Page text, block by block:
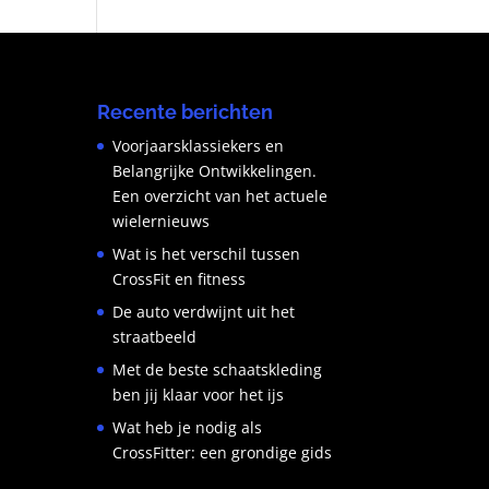
Recente berichten
Voorjaarsklassiekers en
Belangrijke Ontwikkelingen.
Een overzicht van het actuele
wielernieuws
Wat is het verschil tussen
CrossFit en fitness
De auto verdwijnt uit het
straatbeeld
Met de beste schaatskleding
ben jij klaar voor het ijs
Wat heb je nodig als
CrossFitter: een grondige gids